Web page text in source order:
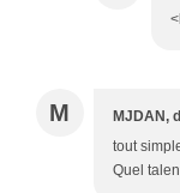
M MJDAN,
tout
Quel